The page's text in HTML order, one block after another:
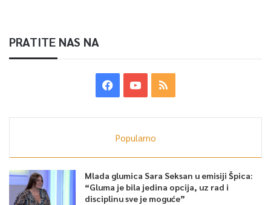
PRATITE NAS NA
Popularno
Mlada glumica Sara Seksan u emisiji Špica:
“Gluma je bila jedina opcija, uz rad i
disciplinu sve je moguće”